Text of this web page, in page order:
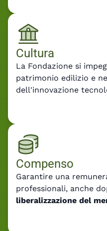
Cultura
La Fondazione si
patrimonio edilizio e
dell'innovazione
Compenso
Garantire una
professionali, anche
liberalizzazione del